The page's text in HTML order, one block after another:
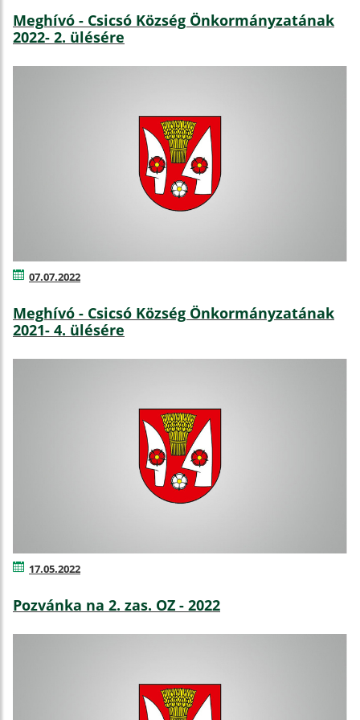
Meghívó - Csicsó Község Önkormányzatának
2022- 2. ülésére
07.07.2022
Meghívó - Csicsó Község Önkormányzatának
2021- 4. ülésére
17.05.2022
Pozvánka na 2. zas. OZ - 2022